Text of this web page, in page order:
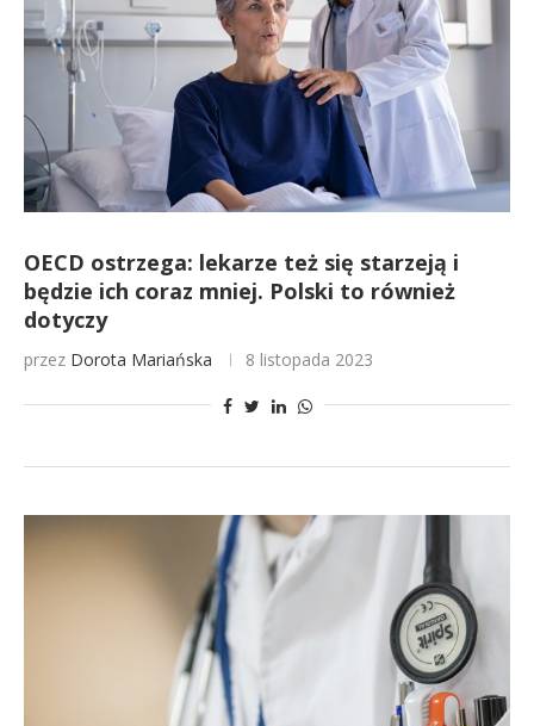
OECD ostrzega: lekarze też się starzeją i
będzie ich coraz mniej. Polski to również
dotyczy
przez Dorota Mariańska 8 listopada 2023